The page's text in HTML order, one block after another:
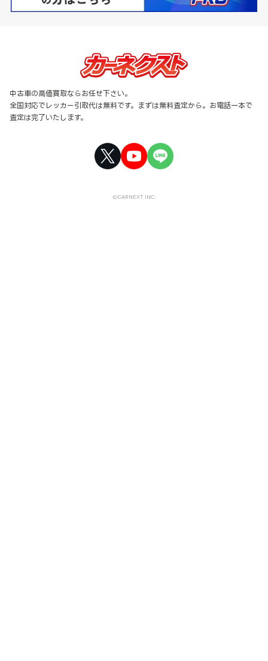
中古車の高価買取ならお任せ下さい。
全国対応でレッカー引取代は無料です。まずは無料査定から。お電話一本で
査定は完了いたします。
©CARNEXT INC.